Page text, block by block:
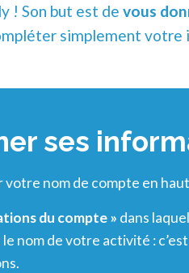
! Son but est de vous
simplement votre
ses
nom de compte en
du compte » dans
nom de votre activité :